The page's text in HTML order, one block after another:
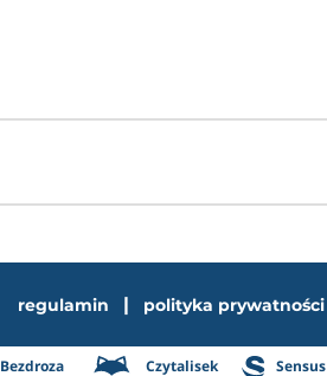
regulamin | polityka prywatności
Bezdroza Czytalisek Sensus